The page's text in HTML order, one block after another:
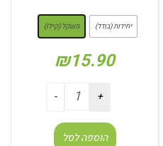
יחידות (בודד) משקל (קילו)
₪15.90
הוספה לסל